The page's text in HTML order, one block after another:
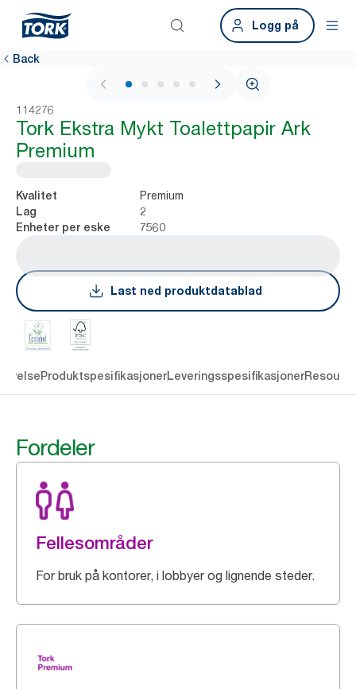
Logg på
Back
1 / 5
114276
Tork Ekstra Mykt Toalettpapir Ark
Premium
Kvalitet Premium
Lag 2
Enheter per eske 7560
Last ned produktdatablad
ProduktspesifikasjonerLeveringsspesifikasjoner
Fordeler
Fellesområder
For bruk på kontorer, i lobbyer og lignende steder.